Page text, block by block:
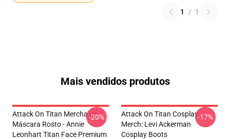
1 / 1
Mais vendidos produtos
Attack On Titan Mercha De
Máscara Rosto - Annie
Leonhart Titan Face Premium
-20%
Attack On Titan Cosplay
Merch: Levi Ackerman
Cosplay Boots
-17%